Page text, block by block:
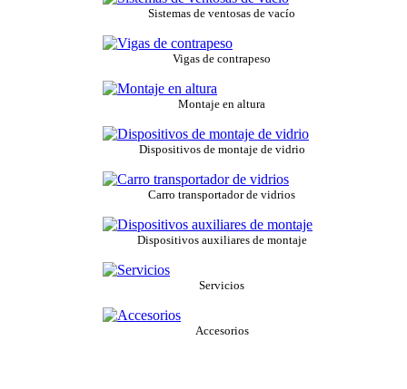
Sistemas de ventosas de vacío
Vigas de contrapeso
Montaje en altura
Dispositivos de montaje de vidrio
Carro transportador de vidrios
Dispositivos auxiliares de montaje
Servicios
Accesorios